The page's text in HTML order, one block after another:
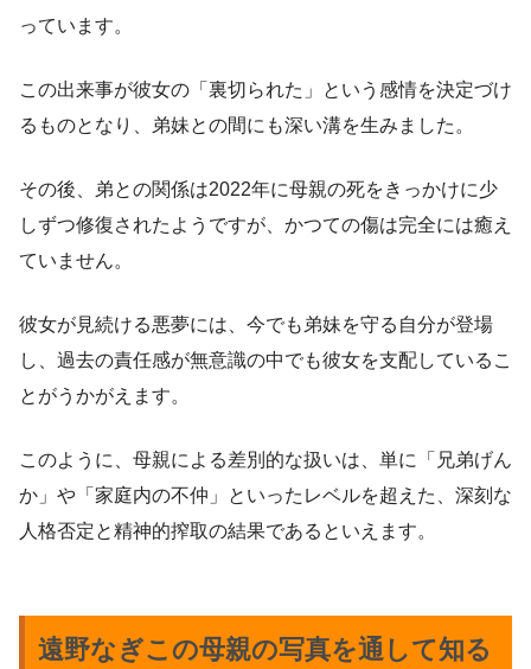
っています。
この出来事が彼女の「裏切られた」という感情を決定づけ
るものとなり、弟妹との間にも深い溝を生みました。
その後、弟との関係は2022年に母親の死をきっかけに少
しずつ修復されたようですが、かつての傷は完全には癒え
ていません。
彼女が見続ける悪夢には、今でも弟妹を守る自分が登場
し、過去の責任感が無意識の中でも彼女を支配しているこ
とがうかがえます。
このように、母親による差別的な扱いは、単に「兄弟げん
か」や「家庭内の不仲」といったレベルを超えた、深刻な
人格否定と精神的搾取の結果であるといえます。
遠野なぎこの母親の写真を通して知る